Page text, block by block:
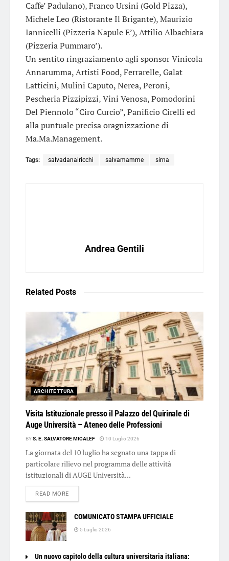
Caffe’ Padulano), Franco Ursini (Gold Pizza),
Michele Leo (Ristorante Il Brigante), Maurizio
Iannicelli (Pizzeria Napule E’), Attilio Albachiara
(Pizzeria Pummaro’).
Un sentito ringraziamento agli sponsor Vinicola
Annarumma, Artisti Food, Ferrarelle, Galat
Latticini, Mulini Caputo, Nerea, Peroni,
Pescheria Pizzipizzi, Vini Venosa, Pomodorini
Del Piennolo “Ciro Curcio”, Panificio Cirelli ed
alla puntuale precisa oragnizzazione di
Ma.Ma.Management.
Tags: salvadanairicchi salvamamme sirna
Andrea Gentili
Related Posts
ARCHITETTURA
Visita Istituzionale presso il Palazzo del Quirinale di
Auge Università – Ateneo delle Professioni
BYS. E. SALVATORE MICALEF 10 Luglio 2026
La giornata del 10 luglio ha segnato una tappa di
particolare rilievo nel programma delle attività
istituzionali di AUGE Università...
READ MOREDETAILS
COMUNICATO STAMPA UFFICIALE
5 Luglio 2026
Un nuovo capitolo della cultura universitaria italiana: